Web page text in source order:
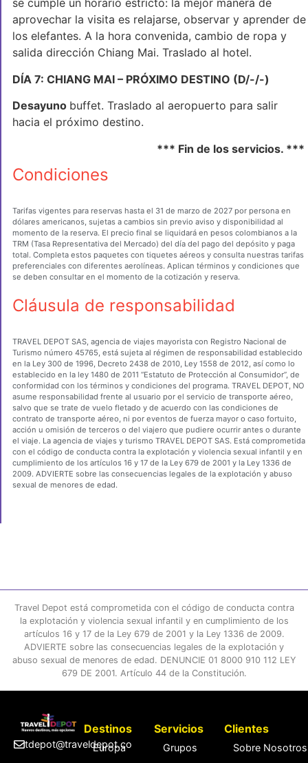
se cumple un horario estricto: la mejor manera de
aprovechar la visita es relajarse, observar y aprender de
los elefantes. A la hora convenida, cambio de ropa y
salida dirección Chiang Mai. Traslado al hotel.
DÍA 7: CHIANG MAI – PRÓXIMO DESTINO (D/-/-)
Desayuno buffet. Traslado al aeropuerto para salir
hacia el próximo destino.
*** Fin de los servicios. ***
Condiciones
Tarifas vigentes para reservas hasta el 31 de marzo de 2027 por persona en
dólares americanos, sujetas a cambios sin previo aviso y disponibilidad al
momento de la reserva. El precio final se liquidará en pesos colombianos a la
TRM (Tasa Representativa del Mercado) del día del pago del depósito y paga
total. Completa estos paquetes con tiquetes aéreos y consulta nuestras tarifas
preferenciales con diferentes aerolíneas. Aplican términos y condiciones que
se deben consultar en el momento de la cotización y reserva.
Cláusula de responsabilidad
TRAVEL DEPOT SAS, agencia de viajes mayorista con Registro Nacional de
Turismo número 45765, está sujeta al régimen de responsabilidad establecido
en la Ley 300 de 1996, Decreto 2438 de 2010, Ley 1558 de 2012, así como lo
establecido en la ley 1480 de 2011 “Estatuto de Protección al Consumidor”, de
conformidad con los términos y condiciones del programa. TRAVEL DEPOT, NO
asume responsabilidad frente al usuario por el servicio de transporte aéreo,
salvo que se trate de vuelo fletado y de acuerdo con las condiciones de
contrato de transporte aéreo, ni por eventos de fuerza mayor o caso fortuito,
acción u omisión de terceros o del viajero que pudiere ocurrir antes o durante
el viaje. La agencia de viajes y turismo TRAVEL DEPOT SAS. Está comprometida
con el código de conducta contra la explotación y violencia sexual infantil y en
cumplimiento de los artículos 16 y 17 de la Ley 679 de 2001 y la Ley 1336 de
2009. ADVIERTE sobre las consecuencias legales de la explotación y abuso
sexual de menores de edad.
Travel Depot está comprometida con el código de conducta contra
la explotación y violencia sexual infantil y en cumplimiento de los
artículos 16 y 17 de la Ley 679 de 2001 y la Ley 1336 de 2009.
ADVIERTE sobre las consecuencias legales de la explotación y
abuso sexual de menores de edad. DENUNCIE 01 8000 910 112 LEY
679 DE 2001. Artículo 44 de la Constitución.
tdepot@traveldepot.co
Destinos
Europa
Servicios
Grupos
Clientes
Sobre Nosotros